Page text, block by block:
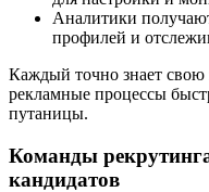
Аналитики
профилей и
Каждый точно знает свою
рекламные процессы
путаницы.
Команды
кандидатов